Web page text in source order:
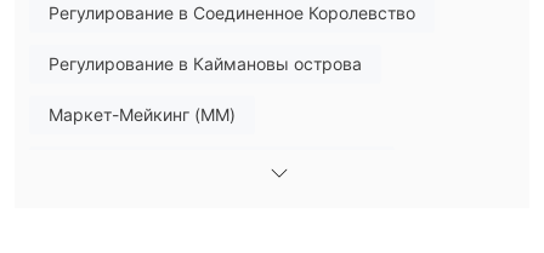
решения для онлайн-торговли для розничных и
рынке Форекс. ATC была запущена в 2005 году, со штаб-
регулируется Управлением финансового надзора
Регулирование в Соединенное Королевство
Регулирование в Каймановы острова
Маркет-Мейкинг (MM)
Лицензия Торговли Деривативами (EP)